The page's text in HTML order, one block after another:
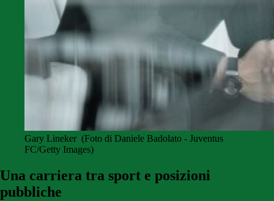
Gary Lineker (Foto di Daniele Badolato - Juventus
FC/Getty Images)
Una carriera tra sport e posizioni
pubbliche